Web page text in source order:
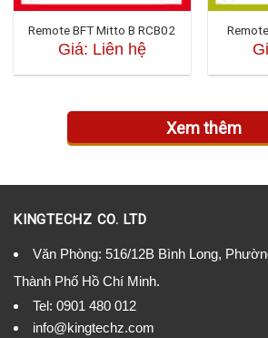
Remote BFT Mitto B RCB02
Giá: Liên hệ
Xem thêm
KINGTECHZ CO. LTD
Văn Phòng: 516/12B Bình Long,
Thành Phố Hồ Chí Minh.
Tel: 0901 480 012
info@kingtechz.com